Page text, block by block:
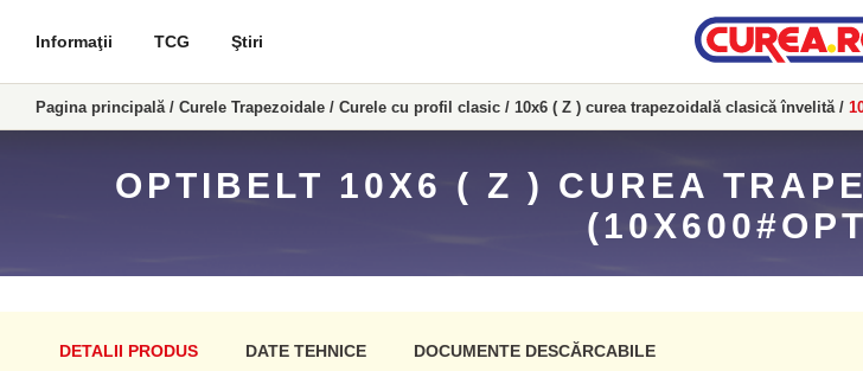
Informaţii TCG Ştiri
Pagina principală / Curele Trapezoidale / Curele cu profil clasic / 10x6 ( Z ) curea trapezoidală clasică învelită /
OPTIBELT 10X6 ( Z ) CUREA
DETALII PRODUS DATE TEHNICE DOCUMENTE DESCĂRCABILE